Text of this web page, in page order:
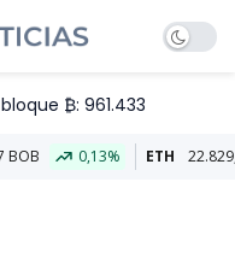
bloque ₿: 961.433
ETH 22.829,59 BOB